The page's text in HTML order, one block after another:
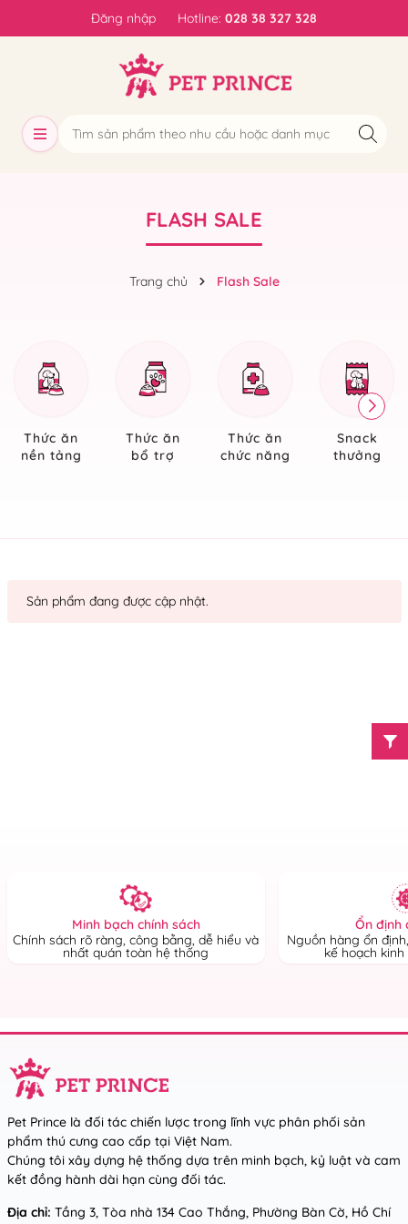
Đăng nhập Hotline: 028 38 327 328
FLASH SALE
Trang chủ Flash Sale
Thức ăn
nền tảng
Thức ăn
bổ trợ
Thức ăn
chức năng
Snack
thưởng
Sản phẩm đang được cập nhật.
Minh bạch chính sách
Chính sách rõ ràng, công bằng, dễ hiểu và
nhất quán toàn hệ thống
Ổn định
Nguồn hàng ổn
kế hoạch
Pet Prince là đối tác chiến lược trong lĩnh vực phân phối sản
phẩm thú cưng cao cấp tại Việt Nam.
Chúng tôi xây dựng hệ thống dựa trên minh bạch, kỷ luật và cam
kết đồng hành dài hạn cùng đối tác.
Địa chỉ: Tầng 3, Tòa nhà 134 Cao Thắng, Phường Bàn Cờ, Hồ Chí